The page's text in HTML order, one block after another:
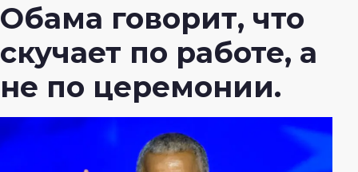
Обама говорит, что
скучает по работе, а
не по церемонии.